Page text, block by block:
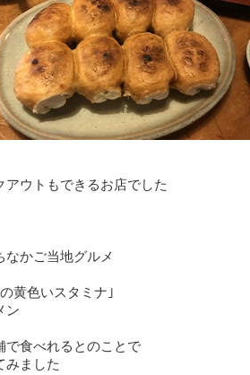
アウトもできるお店でした
なかご当地グルメ
黄色いスタミナ｣
ン
で食べれるとのことで
みました